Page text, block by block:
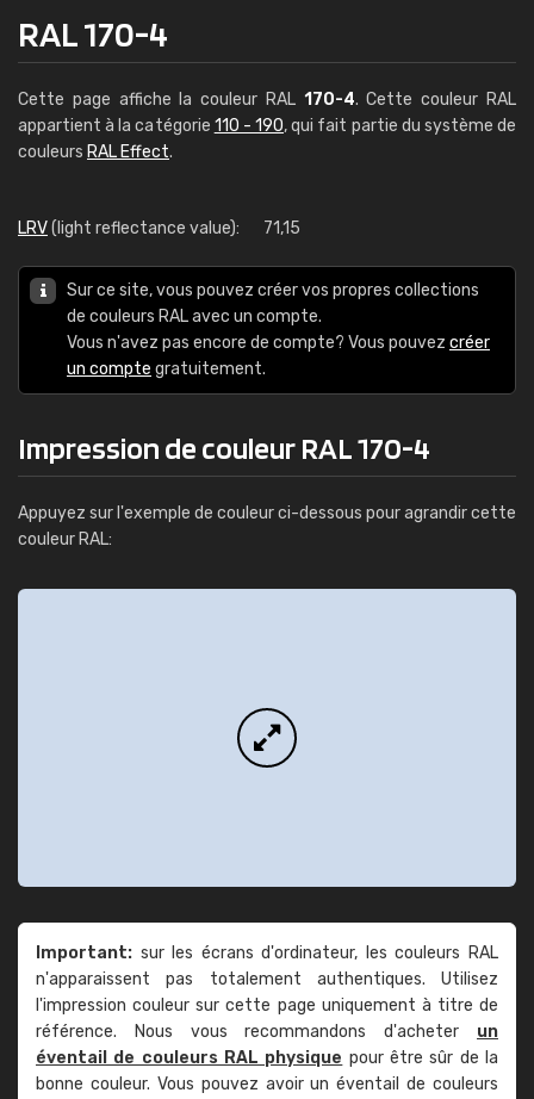
RAL 170-4
Cette page affiche la couleur RAL 170-4. Cette couleur RAL
appartient à la catégorie 110 - 190, qui fait partie du système de
couleurs RAL Effect.
LRV(light reflectance value): 71,15
Sur ce site, vous pouvez créer vos propres collections
de couleurs RAL avec un compte.
Vous n'avez pas encore de compte? Vous pouvez créer
un compte gratuitement.
Impression de couleur RAL 170-4
Appuyez sur l'exemple de couleur ci-dessous pour agrandir cette
couleur RAL:
Important: sur les écrans d'ordinateur, les couleurs RAL
n'apparaissent pas totalement authentiques. Utilisez
l'impression couleur sur cette page uniquement à titre de
référence. Nous vous recommandons d'acheter un
éventail de couleurs RAL physique pour être sûr de la
bonne couleur. Vous pouvez avoir un éventail de couleurs